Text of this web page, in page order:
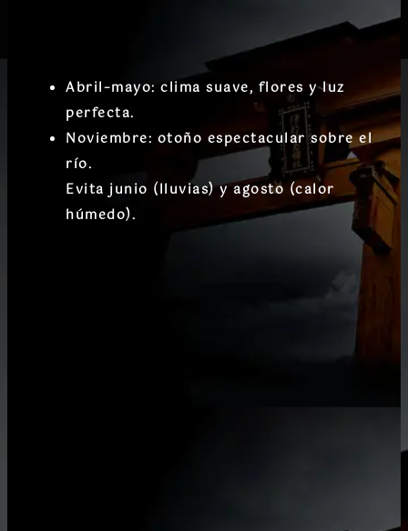
Abril–mayo: clima suave, flores y luz
perfecta.
Noviembre: otoño espectacular sobre el
río.
Evita junio (lluvias) yagosto (calor
húmedo).